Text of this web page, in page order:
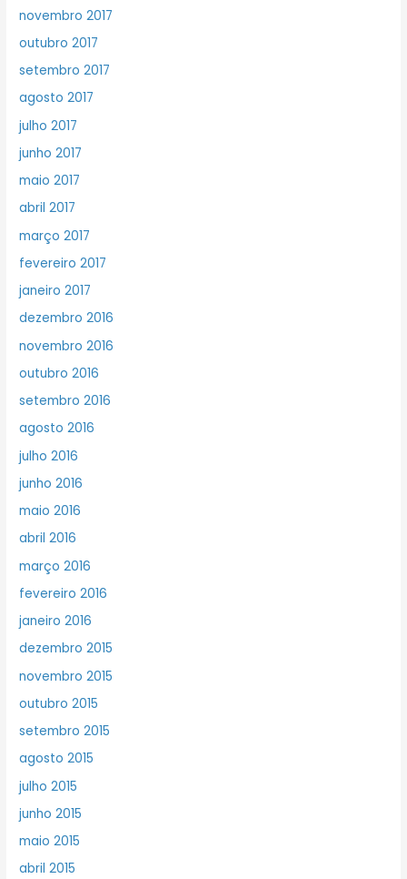
novembro 2017
outubro 2017
setembro 2017
agosto 2017
julho 2017
junho 2017
maio 2017
abril 2017
março 2017
fevereiro 2017
janeiro 2017
dezembro 2016
novembro 2016
outubro 2016
setembro 2016
agosto 2016
julho 2016
junho 2016
maio 2016
abril 2016
março 2016
fevereiro 2016
janeiro 2016
dezembro 2015
novembro 2015
outubro 2015
setembro 2015
agosto 2015
julho 2015
junho 2015
maio 2015
abril 2015